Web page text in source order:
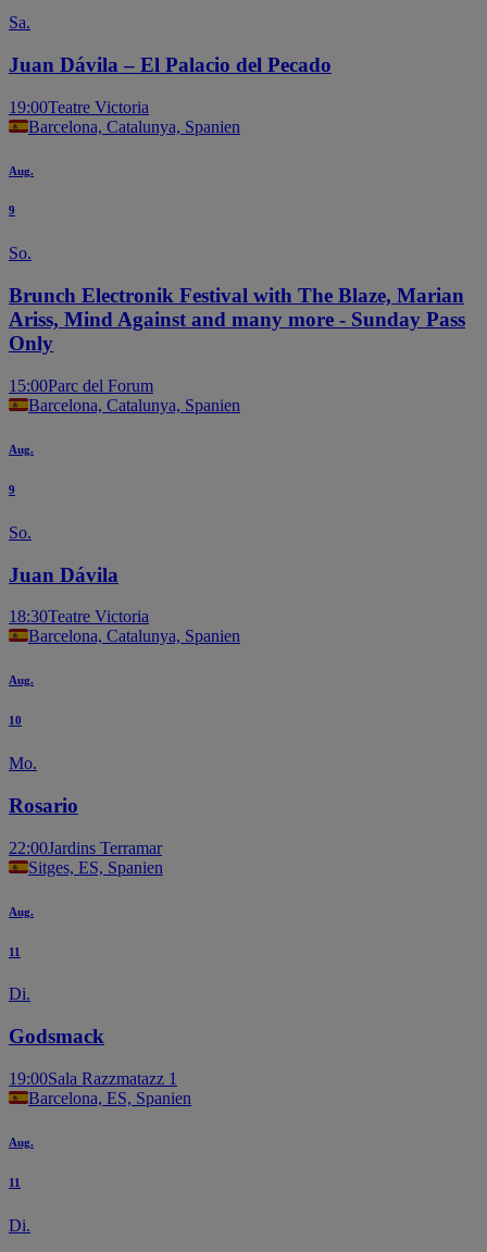
Sa.
Juan Dávila – El Palacio del Pecado
19:00Teatre Victoria
Barcelona, Catalunya, Spanien
Aug.
9
So.
Brunch Electronik Festival with The Blaze, Marian
Ariss, Mind Against and many more - Sunday Pass
Only
15:00Parc del Forum
Barcelona, Catalunya, Spanien
Aug.
9
So.
Juan Dávila
18:30Teatre Victoria
Barcelona, Catalunya, Spanien
Aug.
10
Mo.
Rosario
22:00Jardins Terramar
Sitges, ES, Spanien
Aug.
11
Di.
Godsmack
19:00Sala Razzmatazz 1
Barcelona, ES, Spanien
Aug.
11
Di.